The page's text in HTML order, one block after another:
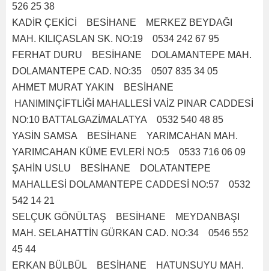
526 25 38
KADİR ÇEKİCİ BESİHANE MERKEZ BEYDAĞI
MAH. KILIÇASLAN SK. NO:19 0534 242 67 95
FERHAT DURU BESİHANE DOLAMANTEPE MAH.
DOLAMANTEPE CAD. NO:35 0507 835 34 05
AHMET MURAT YAKIN BESİHANE
HANIMINÇİFTLİĞİ MAHALLESİ VAİZ PINAR CADDESİ
NO:10 BATTALGAZİ/MALATYA 0532 540 48 85
YASİN SAMSA BESİHANE YARIMCAHAN MAH.
YARIMCAHAN KÜME EVLERİ NO:5 0533 716 06 09
ŞAHİN USLU BESİHANE DOLATANTEPE
MAHALLESİ DOLAMANTEPE CADDESİ NO:57 0532
542 14 21
SELÇUK GÖNÜLTAŞ BESİHANE MEYDANBAŞI
MAH. SELAHATTİN GÜRKAN CAD. NO:34 0546 552
45 44
ERKAN BÜLBÜL BESİHANE HATUNSUYU MAH.